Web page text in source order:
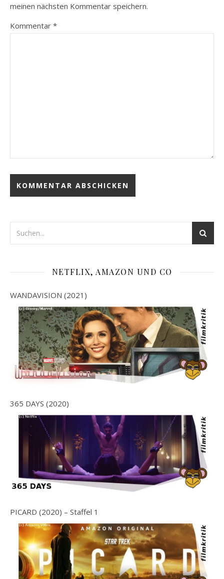
meinen nächsten Kommentar speichern.
Kommentar *
NETFLIX, AMAZON UND CO
WANDAVISION (2021)
365 DAYS (2020)
PICARD (2020) – Staffel 1